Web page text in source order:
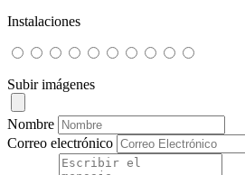
Instalaciones
Subir imágenes
Nombre
Correo electrónico